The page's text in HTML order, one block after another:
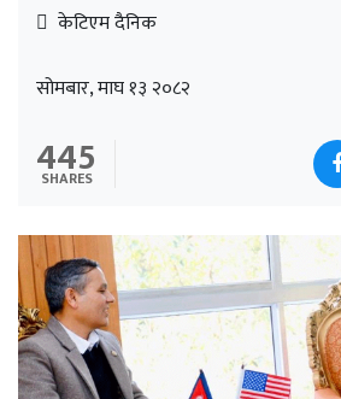
केटिएम दैनिक
सोमबार, माघ १३ २०८२
445
SHARES